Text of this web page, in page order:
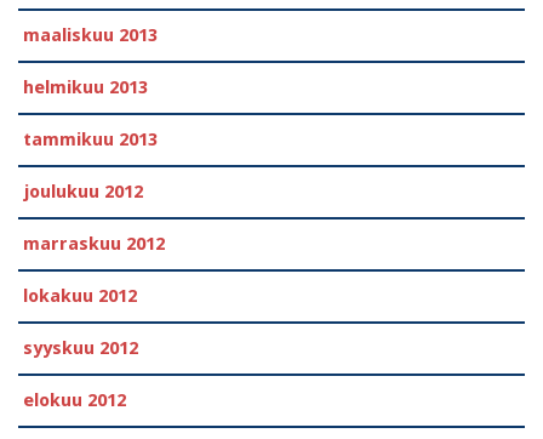
maaliskuu 2013
helmikuu 2013
tammikuu 2013
joulukuu 2012
marraskuu 2012
lokakuu 2012
syyskuu 2012
elokuu 2012